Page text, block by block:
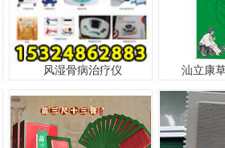
风湿骨病治疗仪 汕立康